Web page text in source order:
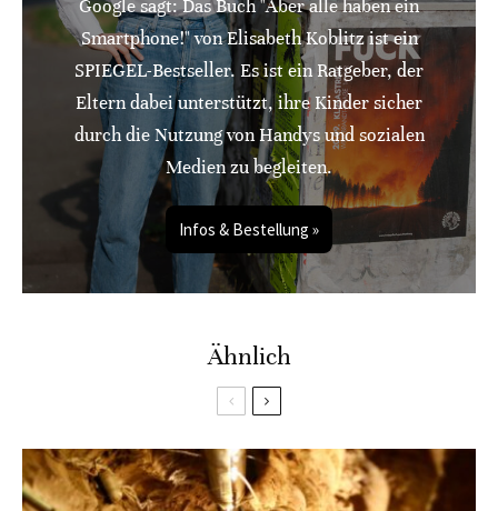
Google sagt: Das Buch "Aber alle haben ein
Smartphone!" von Elisabeth Koblitz ist ein
SPIEGEL-Bestseller. Es ist ein Ratgeber, der
Eltern dabei unterstützt, ihre Kinder sicher
durch die Nutzung von Handys und sozialen
Medien zu begleiten.
Infos & Bestellung »
Ähnlich